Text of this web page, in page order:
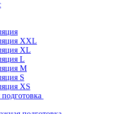
XXL
XL
L
M
S
XS